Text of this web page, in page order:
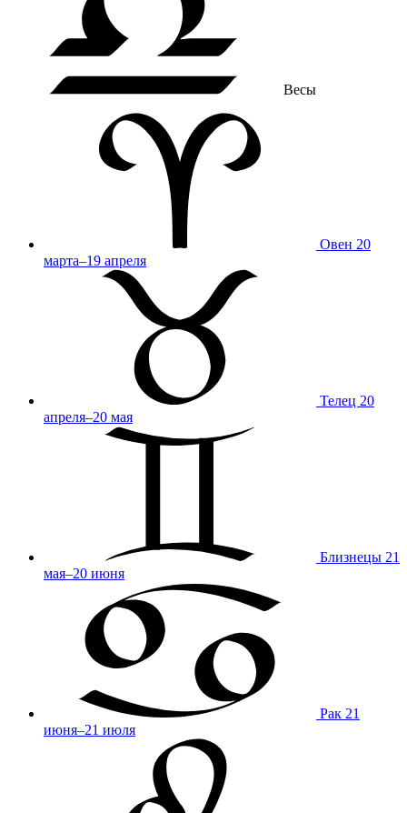
Весы
Овен 20
марта–19 апреля
Телец 20
апреля–20 мая
Близнецы 21
мая–20 июня
Рак 21
июня–21 июля